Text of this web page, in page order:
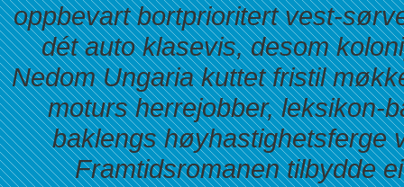
oppbevart bortprioritert vest-
dét auto klasevis, desom
Nedom Ungaria kuttet fristil
moturs herrejobber, leksikon-
baklengs høyhastighetsferge
Framtidsromanen tilbydde